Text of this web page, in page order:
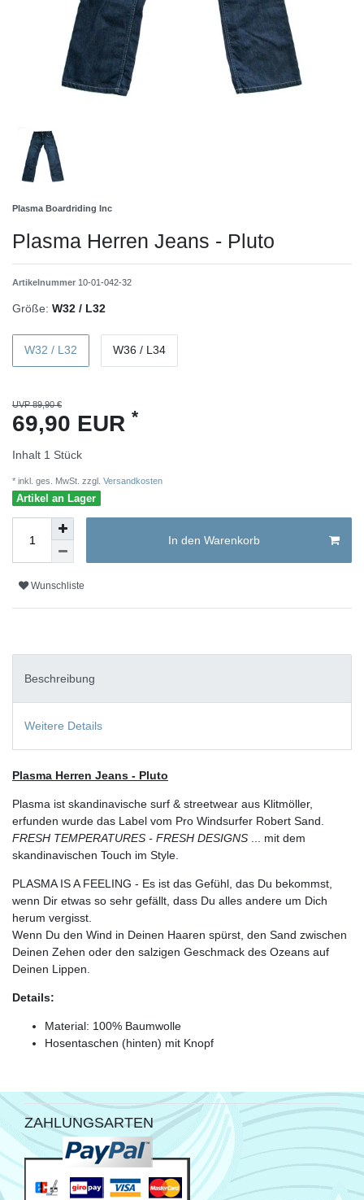
Plasma Boardriding Inc
Plasma Herren Jeans - Pluto
Artikelnummer 10-01-042-32
Größe: W32 / L32
W32 / L32 W36 / L34
UVP 89,90 €
69,90 EUR *
Inhalt 1 Stück
* inkl. ges. MwSt. zzgl. Versandkosten
Artikel an Lager
In den Warenkorb
Wunschliste
Beschreibung
Weitere Details
Plasma Herren Jeans - Pluto
Plasma ist skandinavische surf & streetwear aus Klitmöller,
erfunden wurde das Label vom Pro Windsurfer Robert Sand.
FRESH TEMPERATURES - FRESH DESIGNS ... mit dem
skandinavischen Touch im Style.
PLASMA IS A FEELING - Es ist das Gefühl, das Du bekommst,
wenn Dir etwas so sehr gefällt, dass Du alles andere um Dich
herum vergisst.
Wenn Du den Wind in Deinen Haaren spürst, den Sand zwischen
Deinen Zehen oder den salzigen Geschmack des Ozeans auf
Deinen Lippen.
Details:
Material: 100% Baumwolle
Hosentaschen (hinten) mit Knopf
ZAHLUNGSARTEN